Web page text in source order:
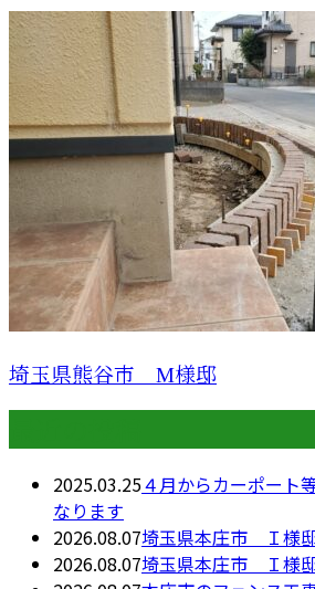
埼玉県熊谷市 M様邸
2025.03.25４月からカーポート
なります
2026.08.07埼玉県本庄市 Ｉ様
2026.08.07埼玉県本庄市 Ｉ様